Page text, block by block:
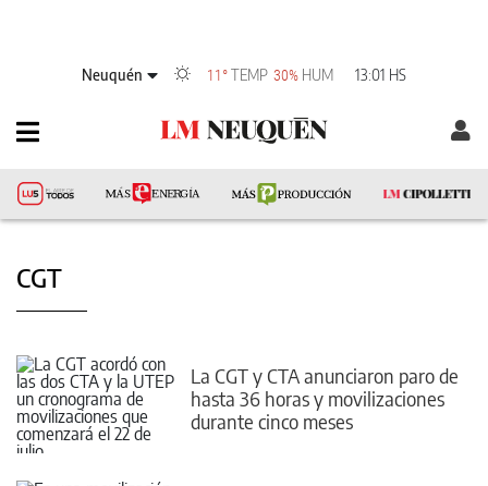
Neuquén 11°TEMP 30% HUM 13:01 HS
CGT
La CGT y CTA anunciaron paro de
hasta 36 horas y movilizaciones
durante cinco meses